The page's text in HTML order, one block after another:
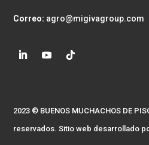
Correo: agro@migivagroup.com
2023 © BUENOS MUCHACHOS DE
reservados. Sitio web desarrollado